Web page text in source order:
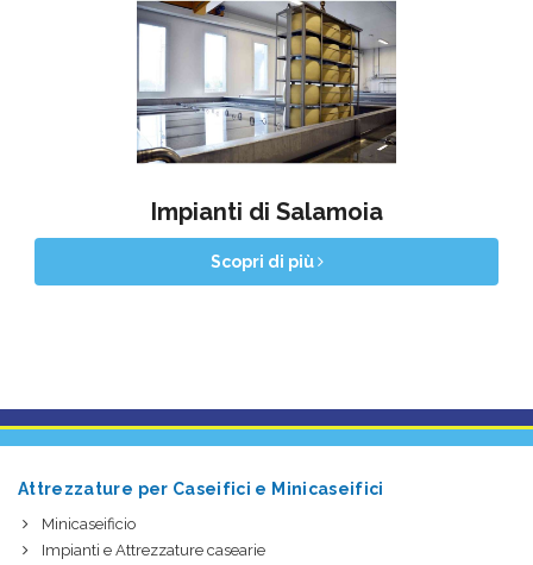
Impianti di Salamoia
Scopri di più
Attrezzature per Caseifici e Minicaseifici
Minicaseificio
Impianti e Attrezzature casearie